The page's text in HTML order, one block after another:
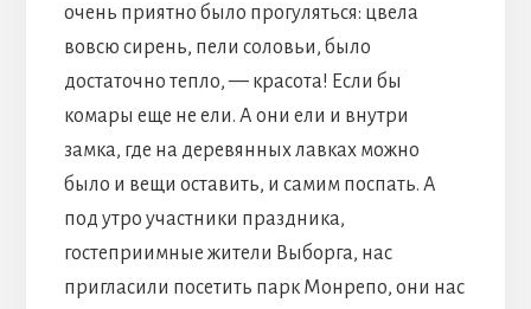
очень приятно было прогуляться: цвела
вовсю сирень, пели соловьи, было
достаточно тепло, — красота! Если бы
комары еще не ели. А они ели и внутри
замка, где на деревянных лавках можно
было и вещи оставить, и самим поспать. А
под утро участники праздника,
гостеприимные жители Выборга, нас
пригласили посетить парк Монрепо, они нас